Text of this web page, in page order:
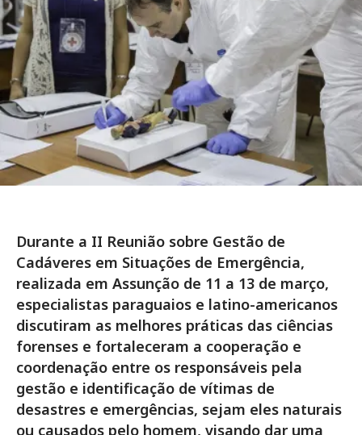
Durante a II Reunião sobre Gestão de
Cadáveres em Situações de Emergência,
realizada em Assunção de 11 a 13 de março,
especialistas paraguaios e latino-americanos
discutiram as melhores práticas das ciências
forenses e fortaleceram a cooperação e
coordenação entre os responsáveis pela
gestão e identificação de vítimas de
desastres e emergências, sejam eles naturais
ou causados pelo homem, visando dar uma